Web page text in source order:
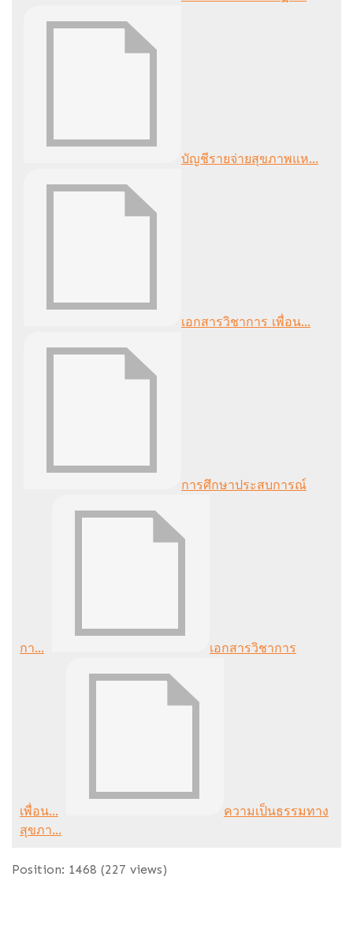
บัญชีรายจ่ายสุขภาพแห...
เอกสารวิชาการ เพื่อน...
การศึกษาประสบการณ์
กา... เอกสารวิชาการ
เพื่อน...
ความเป็นธรรมทาง
สุขภา...
Position: 1468 (227 views)